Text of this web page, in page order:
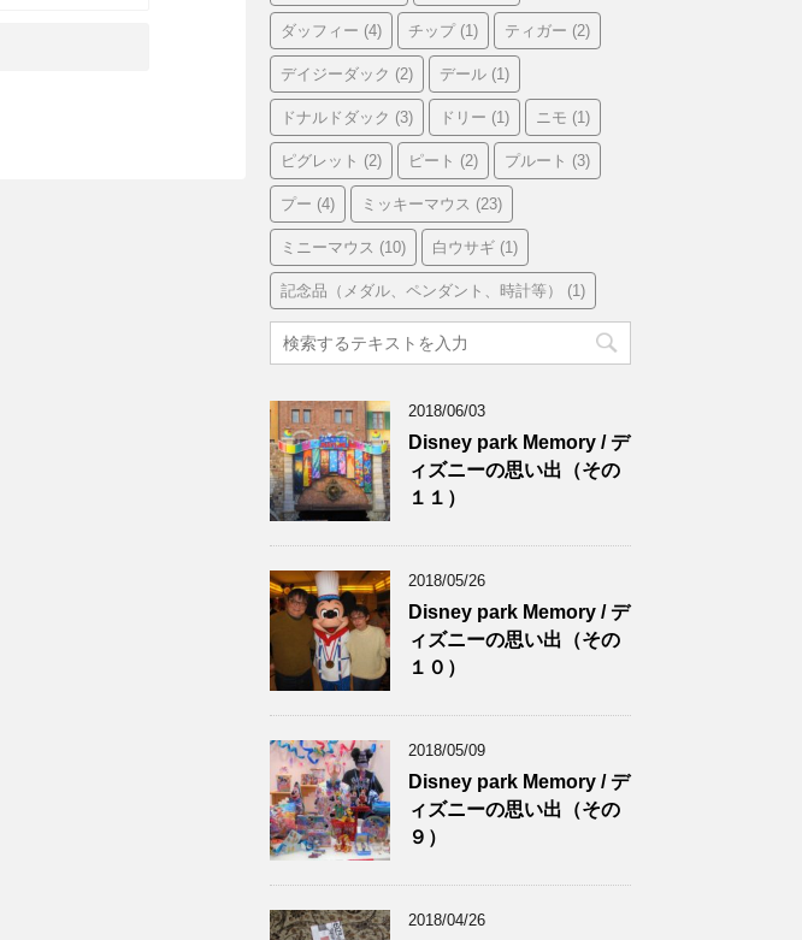
ダッフィー (4) チップ(1) ティガー (2)
デイジーダック (2) デール (1)
ドナルドダック (3) ドリー (1) ニモ (1)
ピグレット (2) ピート (2) プルート (3)
プー (4) ミッキーマウス (23)
ミニーマウス (10) 白ウサギ (1)
記念品（メダル、ペンダント、時計等） (1)
2018/06/03
Disney park Memory / デ
ィズニーの思い出（その
１１）
2018/05/26
Disney park Memory / デ
ィズニーの思い出（その
１０）
2018/05/09
Disney park Memory / デ
ィズニーの思い出（その
９）
2018/04/26